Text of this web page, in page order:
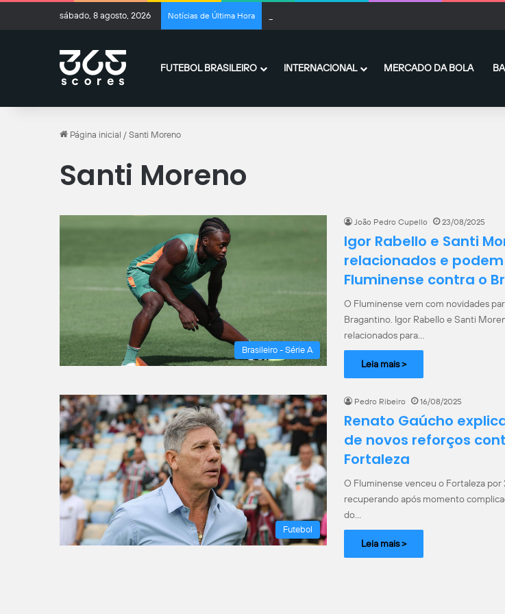
sábado, 8 agosto, 2026 Notícias de Última Hora
FUTEBOL BRASILEIRO INTERNACIONAL MERCADO DA BOLA
Página inicial / Santi Moreno
Santi Moreno
Brasileiro - Série A
João Pedro Cupello 23/08/2025
Igor Rabello e Santi
relacionados e
Fluminense contra o
O Fluminense vem com novidades
Bragantino. Igor Rabello e Santi
relacionados para…
Leia mais >
Futebol
Pedro Ribeiro 16/08/2025
Renato Gaúcho
de novos reforços
Fortaleza
O Fluminense venceu o Fortaleza por
recuperando após momento
do…
Leia mais >